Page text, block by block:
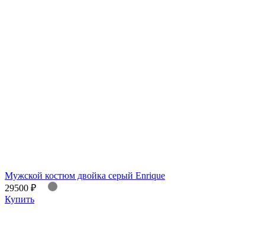
Мужской костюм двойка серый Enrique
29500 ₽
Купить